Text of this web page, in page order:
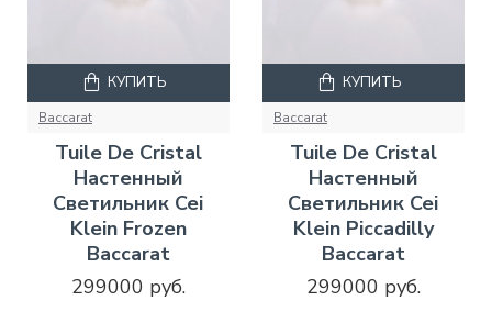
Baccarat
Tuile De Cristal
Настенный
Светильник Cei
Klein Frozen
Baccarat
299000 руб.
КУПИТЬ
Baccarat
Tuile De Cristal
Настенный
Светильник Cei
Klein Piccadilly
Baccarat
299000 руб.
КУПИТЬ